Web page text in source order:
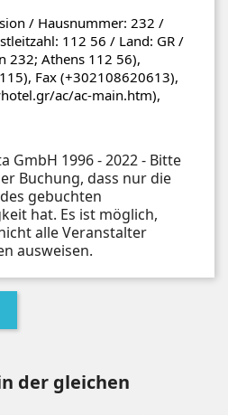
/ Hausnummer: 232 /
112 56 / Land: GR /
232; Athens 112 56),
Fax (+302108620613),
ac/ac-main.htm),
GmbH 1996 - 2022 - Bitte
Buchung, dass nur die
gebuchten
hat. Es ist möglich,
alle Veranstalter
ausweisen.
der gleichen